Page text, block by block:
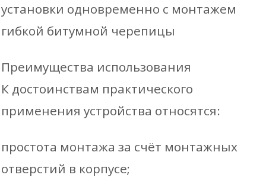
монтаже
установки одновременно с монтажем
гибкой битумной черепицы
Преимущества использования
К достоинствам практического
применения устройства относятся:
простота монтажа за счёт монтажных
отверстий в корпусе;